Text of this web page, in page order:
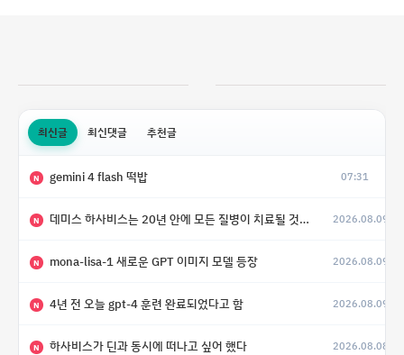
최신글 최신댓글 추천글
N gemini 4 flash 떡밥 07:31
N 데미스 하사비스는 20년 안에 모든 질병이 치료될 것으로 예상한다. (4)
2026.08.09
N mona-lisa-1 새로운 GPT 이미지 모델 등장 2026.08.09
N 4년 전 오늘 gpt-4 훈련 완료되었다고 함 2026.08.09
N 하사비스가 딘과 동시에 떠나고 싶어 했다 2026.08.08